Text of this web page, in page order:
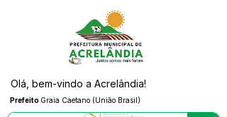
Prefeito Graia Caetano (União Brasil)
Olá, bem-vindo a Acrelândia!